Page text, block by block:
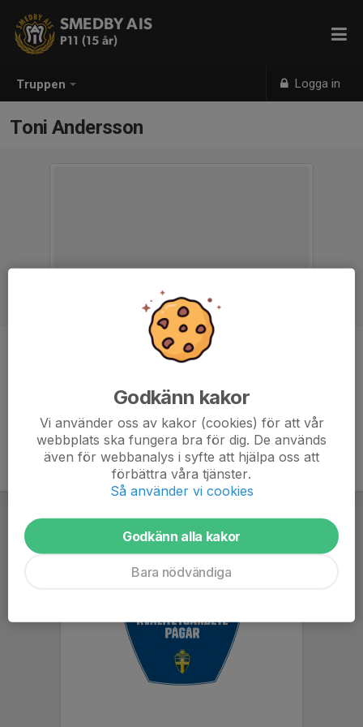
Truppen Logga in
SMEDBY AIS
P11 (15 år)
Toni Andersson
Resurs
Godkänn kakor
Vi använder oss av kakor (cookies) för att vår
webbplats ska fungera bra för dig. De används
även för webbanalys i syfte att hjälpa oss att
förbättra våra tjänster.
Så använder vi cookies
Godkänn alla kakor
Bara nödvändiga